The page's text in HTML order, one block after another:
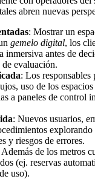
abren nuevas
: Mostrar un
gemelo digital, los
inmersiva antes de
evaluación.
: Los
uso de los
a paneles de control
: Nuevos usuarios,
y riesgos de errores.
Además de los metros
(ej. reservas
uso).